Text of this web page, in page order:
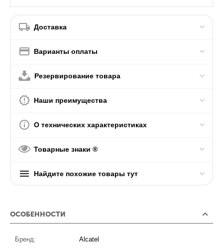
Доставка
Варианты оплаты
Резервирование товара
Наши преимущества
О технических характеристиках
Товарные знаки ®
Найдите похожие товары тут
ОСОБЕННОСТИ
Бренд: Alcatel